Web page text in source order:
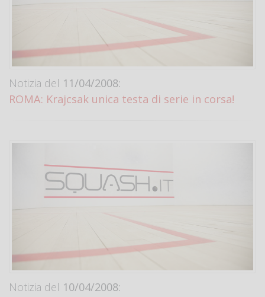
Notizia del 11/04/2008:
ROMA: Krajcsak unica testa di serie in corsa!
Notizia del 10/04/2008: